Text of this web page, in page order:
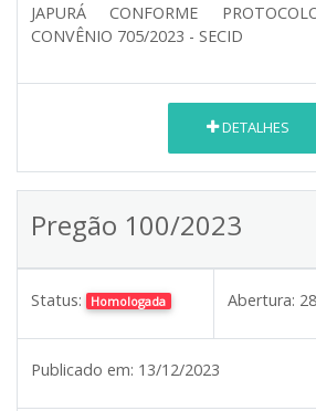
JAPURÁ CONFORME
CONVÊNIO 705/2023 - SECID
DETALHES
Pregão 100/2023
Status: Homologada Abertura:
Publicado em: 13/12/2023